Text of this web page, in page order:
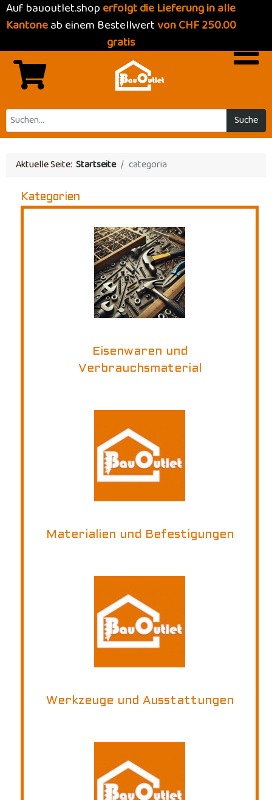
Auf bauoutlet.shoperfolgt die Lieferung in alle
Kantoneab einem Bestellwertvon CHF 250.00
gratis
Suche
Aktuelle Seite: Startseite categoria
Kategorien
Eisenwaren und
Verbrauchsmaterial
Materialien und Befestigungen
Werkzeuge und Ausstattungen